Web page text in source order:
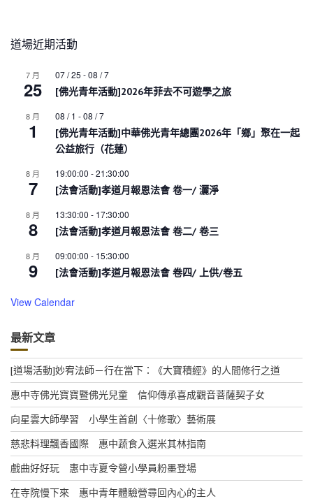
道場近期活動
7 月
25
07 / 25 -08 / 7
[佛光青年活動]2026年菲去不可遊學之旅
8 月
1
08 / 1 -08 / 7
[佛光青年活動]中華佛光青年總團2026年「鄉」聚在一起
公益旅行（花蓮）
8 月
7
19:00:00 -21:30:00
[法會活動]孝道月報恩法會 卷一/ 灑淨
8 月
8
13:30:00 - 17:30:00
[法會活動]孝道月報恩法會 卷二/ 卷三
8 月
9
09:00:00 - 15:30:00
[法會活動]孝道月報恩法會 卷四/ 上供/卷五
View Calendar
最新文章
[道場活動]妙宥法師－行在當下：《大寶積經》的人間修行之道
惠中寺佛光寶寶暨佛光兒童 信仰傳承喜成觀音菩薩契子女
向星雲大師學習 小學生首創〈十修歌〉藝術展
慈悲料理飄香國際 惠中蔬食入選米其林指南
戲曲好好玩 惠中寺夏令營小學員粉墨登場
在寺院慢下來 惠中青年體驗營尋回內心的主人